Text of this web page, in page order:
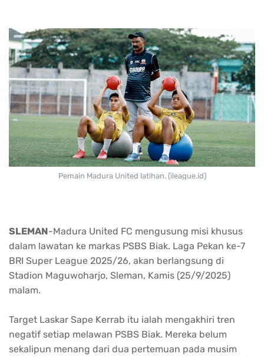
Pemain Madura United latihan. (ileague.id)
SLEMAN-Madura United FC mengusung misi khusus
dalam lawatan ke markas PSBS Biak. Laga Pekan ke-7
BRI Super League 2025/26, akan berlangsung di
Stadion Maguwoharjo, Sleman, Kamis (25/9/2025)
malam.
Target Laskar Sape Kerrab itu ialah mengakhiri tren
negatif setiap melawan PSBS Biak. Mereka belum
sekalipun menang dari dua pertemuan pada musim